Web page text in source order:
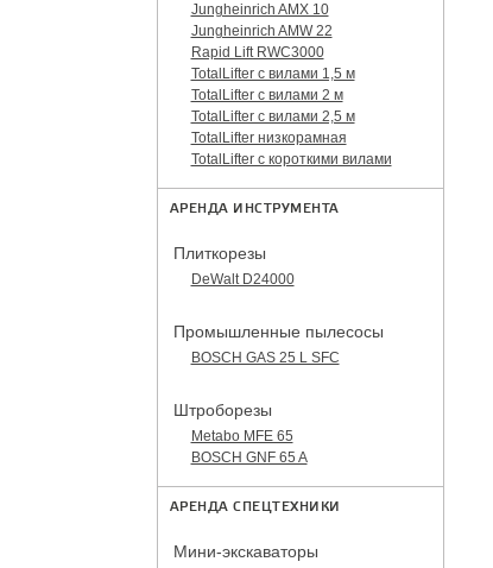
Jungheinrich AMX 10
Jungheinrich AMW 22
Rapid Lift RWC3000
TotalLifter с вилами 1,5 м
TotalLifter с вилами 2 м
TotalLifter с вилами 2,5 м
TotalLifter низкорамная
TotalLifter с короткими вилами
АРЕНДА ИНСТРУМЕНТА
Плиткорезы
DeWalt D24000
Промышленные пылесосы
BOSCH GAS 25 L SFC
Штроборезы
Metabo MFE 65
BOSCH GNF 65 A
АРЕНДА СПЕЦТЕХНИКИ
Мини-экскаваторы